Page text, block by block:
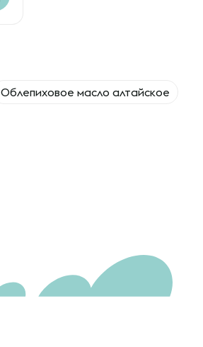
Облепиховое масло алтайское